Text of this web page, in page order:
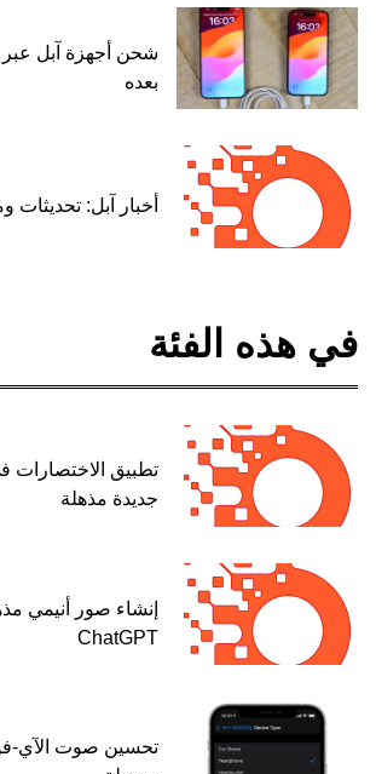
بعده
أخبار آبل: تحديثات
في هذه الفئة
جديدة مذهلة
إنشاء صور أنيمي
ChatGPT
تحسين صوت الآي-